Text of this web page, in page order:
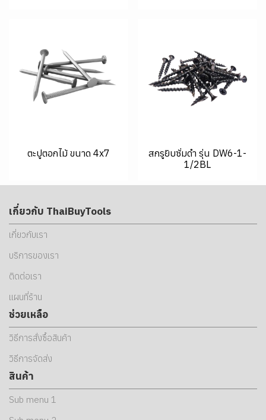
ตะปูตอกไม้ ขนาด 4x7
สกรูยิบซั่มดำ รุ่น DW6-1-
1/2BL
เกี่ยวกับ ThaiBuyTools
เกี่ยวกับเรา
บริการของเรา
ติดต่อเรา
แผนที่ร้าน
ช่วยเหลือ
วิธีการสั่งซื้อสินค้า
วิธีการจัดส่ง
สินค้า
Sub menu 1